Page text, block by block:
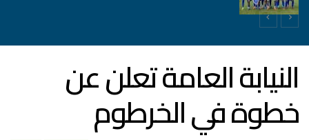
النيابة العامة تعلن عن
خطوة في الخرطوم